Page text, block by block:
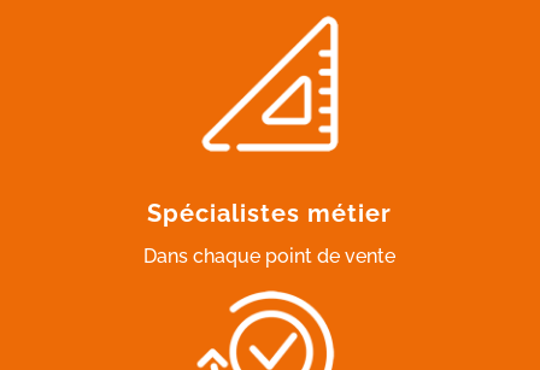
Spécialistes métier
Dans chaque point de vente